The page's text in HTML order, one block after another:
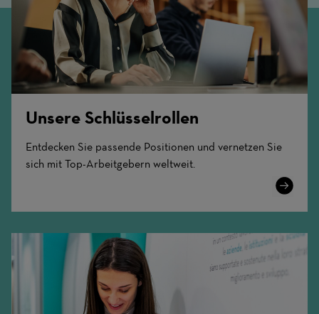
Unsere Schlüsselrollen
Entdecken Sie passende Positionen und vernetzen Sie
sich mit Top-Arbeitgebern weltweit.
Learn